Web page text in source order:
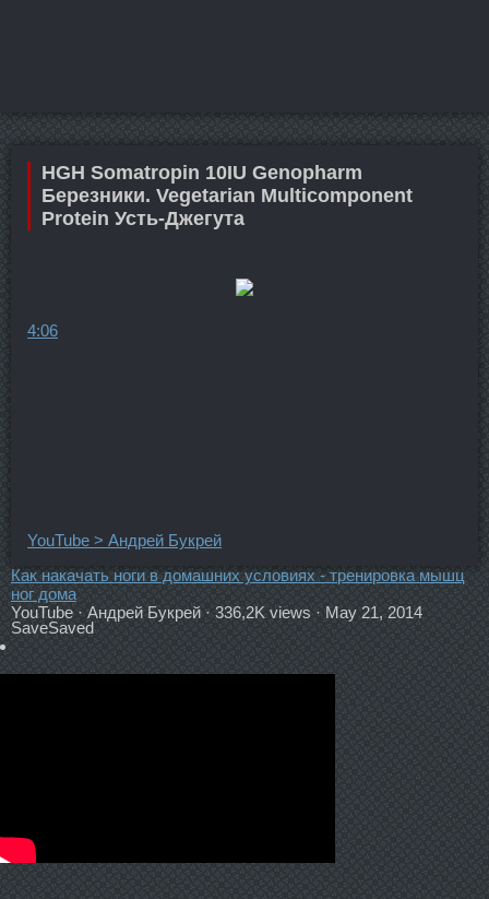
HGH Somatropin 10IU Genopharm
Березники. Vegetarian Multicomponent
Protein Усть-Джегута
4:06
YouTube > Андрей Букрей
Как накачать ноги в домашних условиях - тренировка мышц
ног дома
YouTube · Андрей Букрей · 336,2K views · May 21, 2014
SaveSaved